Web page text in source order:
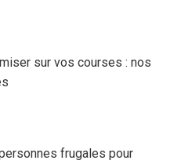
sur vos courses : nos
frugales pour